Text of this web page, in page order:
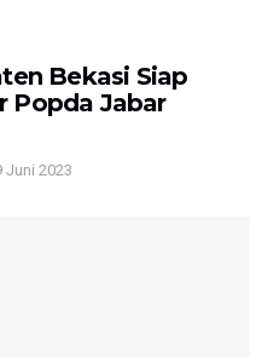
Bekasi Siap
Popda Jabar
Juni 2023